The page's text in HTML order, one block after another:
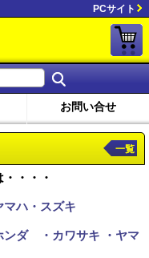
PCサイト
お問い合せ
・・・
マハ・スズキ
ンダ ・カワサキ
・ヤマ
一覧